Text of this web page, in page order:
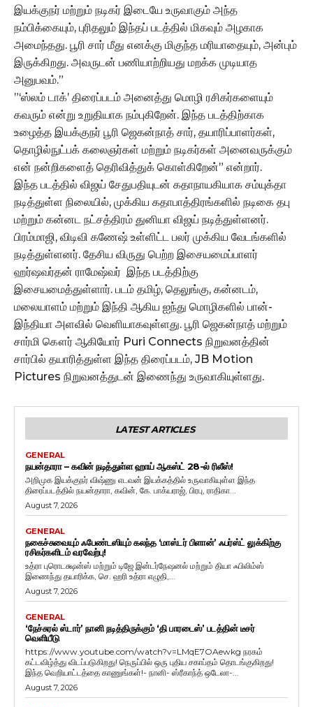
இயக்குநர் மற்றும் நடிகர் இடையே உருவாகும் அந்த
நம்பிக்கையும், புரிதலும் இந்தப் படத்தில் மிகவும் அழகாக
அமைந்தது. பூரி சார் மீது எனக்கு மிகுந்த மரியாதையும், அன்பும்
இருக்கிறது. அவருடன் பணியாற்றியது மறக்க முடியாத
அனுபவம்.”
”‘ஸ்லம் டாக்’ திரைப்படம் அனைத்து மொழி ரசிகர்களையும்
கவரும் என்று உறுதியாக நம்புகிறேன். இந்த படத்திற்காக
உழைத்த இயக்குநர் பூரி ஜெகன்நாத் சார், தயாரிப்பாளர்கள்,
தொழில்நுட்பக் கலைஞர்கள் மற்றும் நடிகர்கள் அனைவருக்கும்
என் நன்றிகளைத் தெரிவித்துக் கொள்கிறேன்” என்றார்.
இந்த படத்தில் விஜய் சேதுபதியுடன் கதாநாயகியாக சம்யுக்தா
நடித்துள்ள நிலையில், முக்கிய கதாபாத்திரங்களில் நடிகை தபு
மற்றும் கன்னட நட்சத்திரம் துனியா விஜய் நடித்துள்ளனர்.
பிரம்மாஜி, விடிவி கணேஷ் உள்ளிட்ட பலர் முக்கிய வேடங்களில்
நடித்துள்ளனர். தேசிய விருது பெற்ற இசையமைப்பாளர்
ஹர்ஷவர்தன் ராமேஷ்வர் இந்த படத்திற்கு
இசையமைத்துள்ளார். படம் தமிழ், தெலுங்கு, கன்னடம்,
மலையாளம் மற்றும் இந்தி ஆகிய ஐந்து மொழிகளில் பான்-
இந்தியா அளவில் வெளியாகவுள்ளது. பூரி ஜெகன்நாத் மற்றும்
சார்மி கௌர் ஆகியோர் Puri Connects நிறுவனத்தின்
சார்பில் தயாரித்துள்ள இந்த திரைப்படம், JB Motion
Pictures நிறுவனத்துடன் இணைந்து உருவாகியுள்ளது.
LATEST ARTICLES
GENERAL
நயன்தாரா – கவின் நடித்துள்ள ஹாய் ஆகஸ்ட் 28-ல் ரிலீஸ்!
அறிமுக இயக்குநர் விஷ்ணு எடவன் இயக்கத்தில் உருவாகியுள்ள இந்த
திரைப்படத்தில் நயன்தாரா, கவின், கே. பாக்யராஜ், பிரபு, ராதிகா...
August 7, 2026
GENERAL
நகைச்சுவையும் ஃபேண்டஸியும் கலந்த ‘மாஸ்டர் பிளான்’ ஃபர்ஸ்ட் லுக்கிற்கு
ரசிகர்களிடம் வரவேற்பு!
உத்ரா புரொடக்ஷன்ஸ் மற்றும் டிஜே இன்டர்நேஷனல் மற்றும் தியா ஃபிலிம்ஸ்
இணைந்து தயாரிக்க, செ. ஹரி உத்ரா எழுதி,...
August 7, 2026
GENERAL
‘நேச்சுரல் ஸ்டார்’ நானி நடித்திருக்கும் ‘தி பாரடைஸ்’ படத்தின் டீசர்
வெளியீடு
https://www.youtube.com/watch?v=LMqE7OAewkg நரகம்
கட்டவிழ்த்து விடப்படுகிறது! நெருப்பில் ஒரு புதிய சகாப்தம் தொடங்குகிறது!
இந்த வெறியாட்டத்தை காணுங்கள்!- நானி- ஸ்ரீகாந்த் ஒடேலா-...
August 7, 2026